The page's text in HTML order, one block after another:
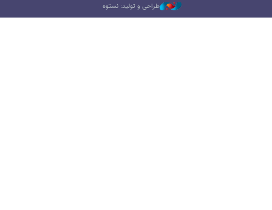
طراحی و تولید: نستوه